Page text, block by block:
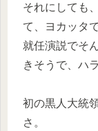
それにしても
て、ヨカッタで
就任演説でそ
きそうで、ハ
初の黒人大統
さ。